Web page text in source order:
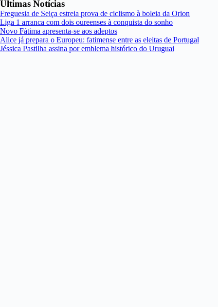
Últimas Notícias
Freguesia de Seiça estreia prova de ciclismo à boleia da Orion
Liga 1 arranca com dois oureenses à conquista do sonho
Novo Fátima apresenta-se aos adeptos
Alice já prepara o Europeu: fatimense entre as eleitas de Portugal
Jéssica Pastilha assina por emblema histórico do Uruguai